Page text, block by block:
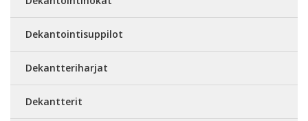
Dekantointisuppilot
Dekantteriharjat
Dekantterit